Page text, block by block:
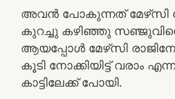
അവൻ പോകുന്നത് മേഴ്‌സി
കുറച്ചു കഴിഞ്ഞു
ആയപ്പോൾ മേഴ്‌സി
കൂടി നോക്കിയിട്ട് വരാം
കാട്ടിലേക്ക് പോയി.